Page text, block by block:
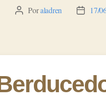
Autor
Poraladren
Fecha
17/